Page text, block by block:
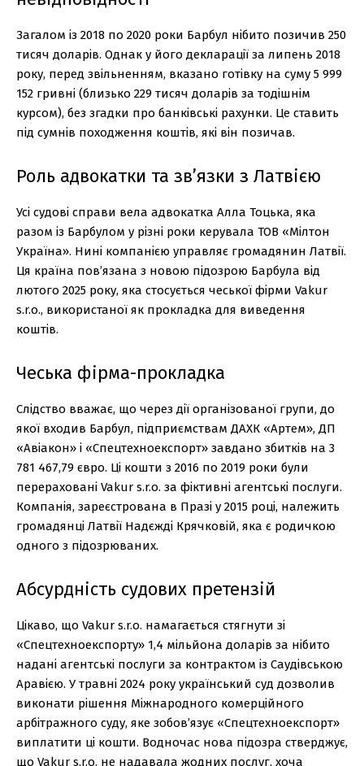
Загалом із 2018 по 2020 роки Барбул нібито позичив 250
тисяч доларів. Однак у його декларації за липень 2018
року, перед звільненням, вказано готівку на суму 5 999
152 гривні (близько 229 тисяч доларів за тодішнім
курсом), без згадки про банківські рахунки. Це ставить
під сумнів походження коштів, які він позичав.
Роль адвокатки та зв’язки з Латвією
Усі судові справи вела адвокатка Алла Тоцька, яка
разом із Барбулом у різні роки керувала ТОВ «Мілтон
Україна». Нині компанією управляє громадянин Латвії.
Ця країна пов’язана з новою підозрою Барбула від
лютого 2025 року, яка стосується чеської фірми Vakur
s.r.o., використаної як прокладка для виведення
коштів.
Чеська фірма-прокладка
Слідство вважає, що через дії організованої групи, до
якої входив Барбул, підприємствам ДАХК «Артем», ДП
«Авіакон» і «Спецтехноекспорт» завдано збитків на 3
781 467,79 євро. Ці кошти з 2016 по 2019 роки були
перераховані Vakur s.r.o. за фіктивні агентські послуги.
Компанія, зареєстрована в Празі у 2015 році, належить
громадянці Латвії Надєжді Крячковій, яка є родичкою
одного з підозрюваних.
Абсурдність судових претензій
Цікаво, що Vakur s.r.o. намагається стягнути зі
«Спецтехноекспорту» 1,4 мільйона доларів за нібито
надані агентські послуги за контрактом із Саудівською
Аравією. У травні 2024 року український суд дозволив
виконати рішення Міжнародного комерційного
арбітражного суду, яке зобов’язує «Спецтехноекспорт»
виплатити ці кошти. Водночас нова підозра стверджує,
що Vakur s.r.o. не надавала жодних послуг, хоча